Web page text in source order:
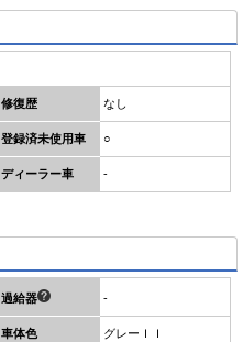
修復歴 なし
登録済未使用車 ○
ディーラー車 -
過給器 -
車体色 グレーＩＩ